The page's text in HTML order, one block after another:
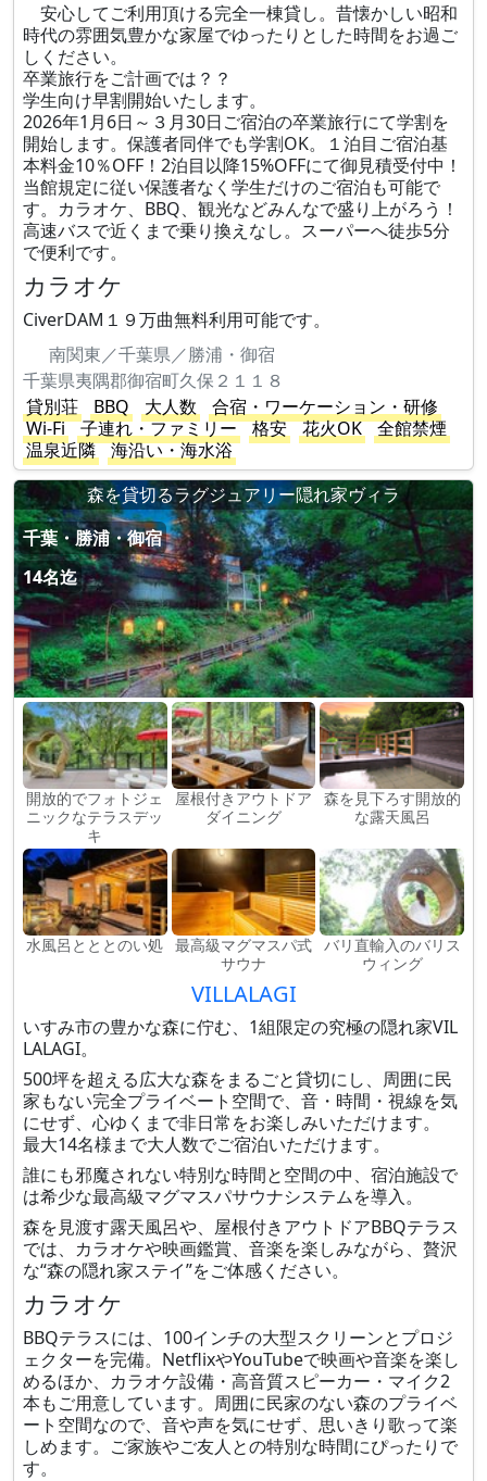
安心してご利用頂ける完全一棟貸し。昔懐かしい昭和
時代の雰囲気豊かな家屋でゆったりとした時間をお過ご
しください。
卒業旅行をご計画では？？
学生向け早割開始いたします。
2026年1月6日～３月30日ご宿泊の卒業旅行にて学割を
開始します。保護者同伴でも学割OK。１泊目ご宿泊基
本料金10％OFF！2泊目以降15%OFFにて御見積受付中！
当館規定に従い保護者なく学生だけのご宿泊も可能で
す。カラオケ、BBQ、観光などみんなで盛り上がろう！
高速バスで近くまで乗り換えなし。スーパーへ徒歩5分
で便利です。
カラオケ
CiverDAM１９万曲無料利用可能です。
南関東／千葉県／勝浦・御宿
千葉県夷隅郡御宿町久保２１１８
貸別荘
BBQ 大人数
合宿・ワーケーション・研修
Wi-Fi
子連れ・ファミリー 格安 花火OK
全館禁煙
温泉近隣
海沿い・海水浴
森を貸切るラグジュアリー隠れ家ヴィラ
千葉・勝浦・御宿
14名迄
開放的でフォトジェ
ニックなテラスデッ
キ
屋根付きアウトドア
ダイニング
森を見下ろす開放的
な露天風呂
水風呂とととのい処 最高級マグマスパ式
サウナ
バリ直輸入のバリス
ウィング
VILLALAGI
いすみ市の豊かな森に佇む、1組限定の究極の隠れ家VIL
LALAGI。
500坪を超える広大な森をまるごと貸切にし、周囲に民
家もない完全プライベート空間で、音・時間・視線を気
にせず、心ゆくまで非日常をお楽しみいただけます。
最大14名様まで大人数でご宿泊いただけます。
誰にも邪魔されない特別な時間と空間の中、宿泊施設で
は希少な最高級マグマスパサウナシステムを導入。
森を見渡す露天風呂や、屋根付きアウトドアBBQテラス
では、カラオケや映画鑑賞、音楽を楽しみながら、贅沢
な“森の隠れ家ステイ”をご体感ください。
カラオケ
BBQテラスには、100インチの大型スクリーンとプロジ
ェクターを完備。NetflixやYouTubeで映画や音楽を楽し
めるほか、カラオケ設備・高音質スピーカー・マイク2
本もご用意しています。周囲に民家のない森のプライベ
ート空間なので、音や声を気にせず、思いきり歌って楽
しめます。ご家族やご友人との特別な時間にぴったりで
す。